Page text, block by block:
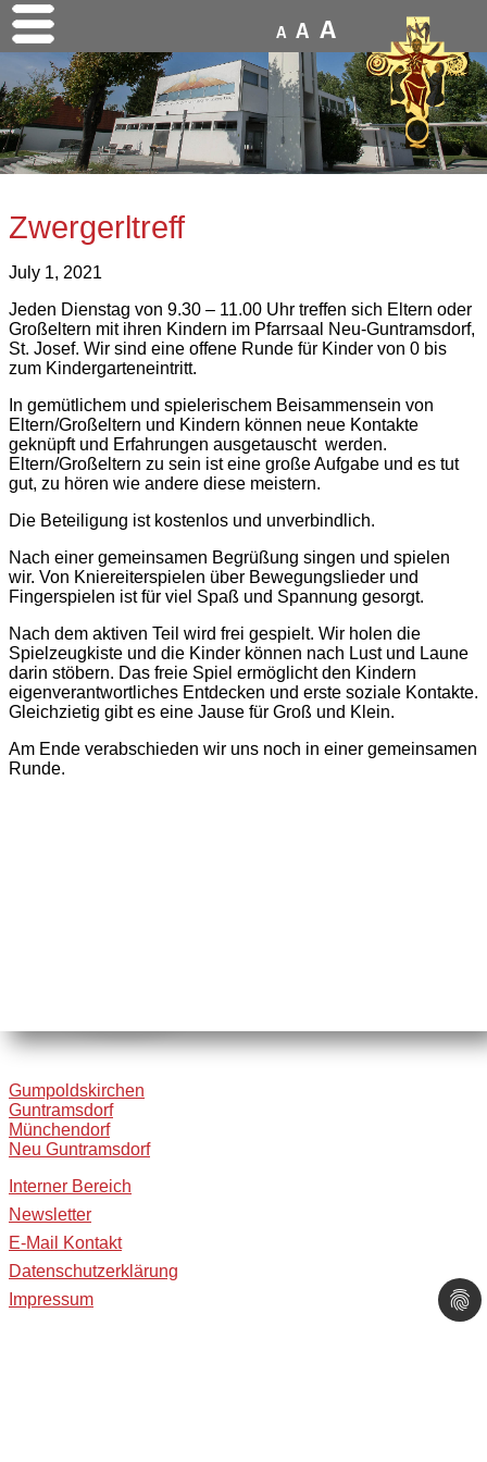
A A A
Zwergerltreff
July 1, 2021
Jeden Dienstag von 9.30 – 11.00 Uhr treffen sich Eltern oder
Großeltern mit ihren Kindern im Pfarrsaal Neu-Guntramsdorf,
St. Josef. Wir sind eine offene Runde für Kinder von 0 bis
zum Kindergarteneintritt.
In gemütlichem und spielerischem Beisammensein von
Eltern/Großeltern und Kindern können neue Kontakte
geknüpft und Erfahrungen ausgetauscht werden.
Eltern/Großeltern zu sein ist eine große Aufgabe und es tut
gut, zu hören wie andere diese meistern.
Die Beteiligung ist kostenlos und unverbindlich.
Nach einer gemeinsamen Begrüßung singen und spielen
wir. Von Kniereiterspielen über Bewegungslieder und
Fingerspielen ist für viel Spaß und Spannung gesorgt.
Nach dem aktiven Teil wird frei gespielt. Wir holen die
Spielzeugkiste und die Kinder können nach Lust und Laune
darin stöbern. Das freie Spiel ermöglicht den Kindern
eigenverantwortliches Entdecken und erste soziale Kontakte.
Gleichzietig gibt es eine Jause für Groß und Klein.
Am Ende verabschieden wir uns noch in einer gemeinsamen
Runde.
Gumpoldskirchen
Guntramsdorf
Münchendorf
Neu Guntramsdorf
Interner Bereich
Newsletter
E-Mail Kontakt
Datenschutzerklärung
Impressum